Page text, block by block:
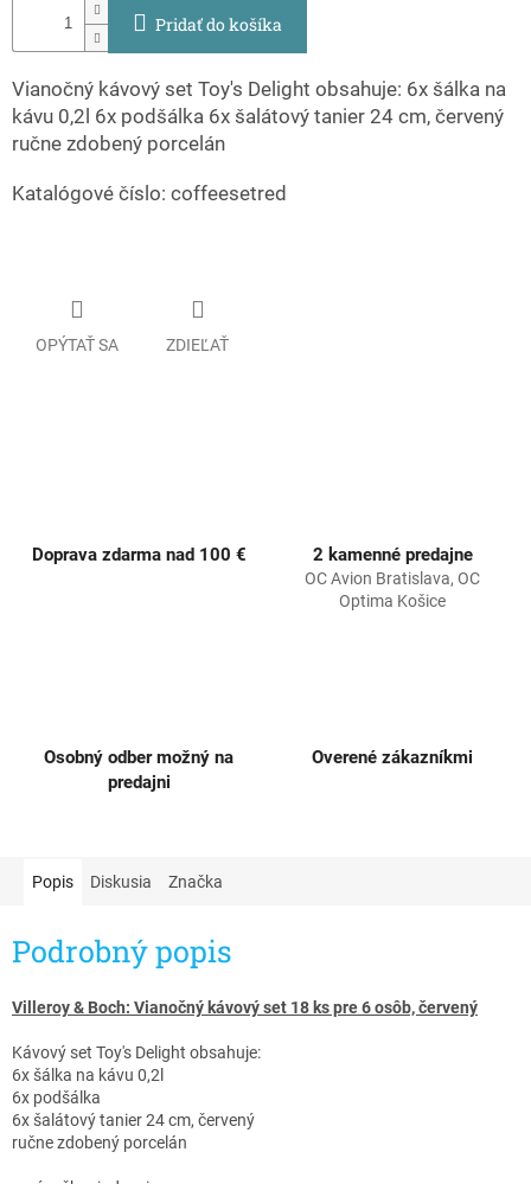
Pridať do košíka
Vianočný kávový set Toy's Delight obsahuje: 6x šálka na
kávu 0,2l 6x podšálka 6x šalátový tanier 24 cm, červený
ručne zdobený porcelán
Katalógové číslo: coffeesetred
OPÝTAŤ SA ZDIEĽAŤ
Doprava zdarma nad 100 € 2 kamenné predajne
OC Avion Bratislava, OC
Optima Košice
Osobný odber možný na
predajni
Overené zákazníkmi
Popis Diskusia Značka
Podrobný popis
Villeroy & Boch: Vianočný kávový set 18 ks pre 6 osôb, červený
Kávový set Toy's Delight obsahuje:
6x šálka na kávu 0,2l
6x podšálka
6x šalátový tanier 24 cm, červený
ručne zdobený porcelán